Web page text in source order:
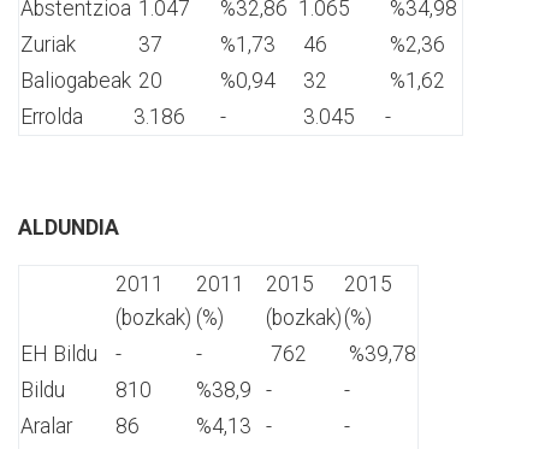
Abstentzioa 1.047 %32,86 1.065
%34,98
Zuriak
37 %1,73 46
%2,36
Baliogabeak 20 %0,94 32
%1,62
Errolda
3.186 - 3.045 -
ALDUNDIA
2011
(bozkak)
2011
(%)
2015
(bozkak)
2015
(%)
EH Bildu
- - 762
%39,78
Bildu
810 %38,9 -
-
Aralar
86 %4,13 -
-